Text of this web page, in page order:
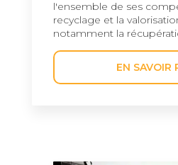
l'ensemble de ses
recyclage et la
notamment la
EN SAVOIR